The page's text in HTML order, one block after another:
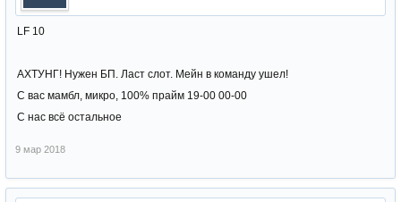
LF 10
АХТУНГ! Нужен БП. Ласт слот. Мейн в команду ушел!
С вас мамбл, микро, 100% прайм 19-00 00-00
С нас всё остальное
9 мар 2018